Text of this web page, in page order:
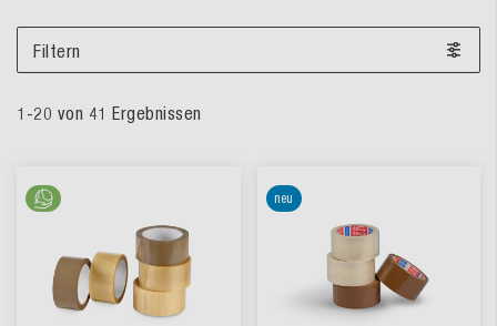
1 -20 von 41 Ergebnissen
neu
Filtern